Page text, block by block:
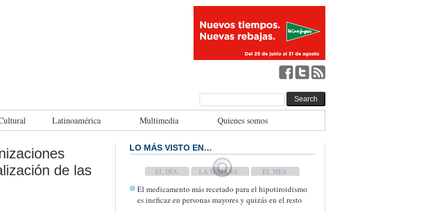
Latinoamérica Multimedia Quienes somos
de las
LO MÁS VISTO EN…
TODAY WEEK MONTH
El medicamento más recetado para el hipotiroidismo
es ineficaz en personas mayores y quizás en el resto